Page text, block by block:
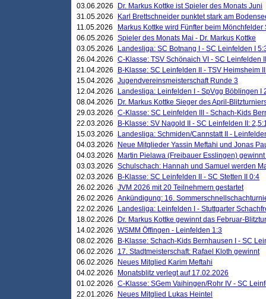
03.06.2026
Dr. Markus Kottke ist Spieler des Monats Juni
31.05.2026
Karl Brettschneider punktet stark am
11.05.2026
Markus Kottke wird Fünfter beim
06.05.2026 Spieler des Monats Mai - Dr. Markus Kottke
03.05.2026
Landesliga: SC Botnang I - SC Leinfelden I
26.04.2026 C-Klasse: TSV Schönaich VI - SC Leinfelden
21.04.2026
B-Klasse: SC Leinfelden II - TSV Heimsheim
15.04.2026 Jugendvereinsmeisterschaft Runde 3
12.04.2026
Landesliga: Leinfelden I - SpVgg Böblingen I
08.04.2026
Dr. Markus Kottke Sieger des April-
29.03.2026 C-Klasse: SC Leinfelden III - Schach-Kids
22.03.2026
B-Klasse: SV Nagold II - SC Leinfelden II:
15.03.2026
Landesliga: Schmiden/Cannstatt II -
04.03.2026
Neue Mitglieder Yassin Meftahi und Jonas
04.03.2026
Martin Pielawa (Freibauer Esslingen)
03.03.2026 Schulschach: Hannah und Samuel werden
02.03.2026
B-Klasse: SC Leinfelden II - SC Stetten II 0:4
26.02.2026 JVM 2026 mit 20 Teilnehmern gestartet
26.02.2026 Ankündigung: 16.
22.02.2026
Landesliga: Leinfelden I - Stuttgarter
18.02.2026
Dr. Markus Kottke gewinnt das Februar-
14.02.2026 WSMM Öffingen - Leinfelden 1:3
08.02.2026
B-Klasse: Schach-Kids Bernhausen I - SC
06.02.2026
17. Stadtmeisterschaft: Rafael Kloth gewinnt
06.02.2026
Neues Mitglied Karim Meftahi
04.02.2026
Monatsblitz verlegt auf 17.02.2026
01.02.2026 C-Klasse: SGem Vaihingen/Rohr IV - SC
22.01.2026
Neues Mitglied Lukas Heintel